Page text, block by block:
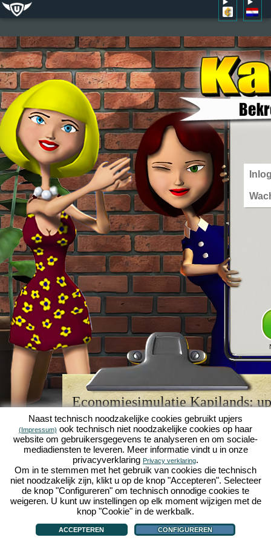
Economiesimulatie Kapilands:
browserspellegende
Kapilands is een van de bestebrowserspellenvan
retrogamevoor fans van economiesimulaties. Het
werd ooit uitgeroepen tot "MMO van het jaar" en is
een genot voor fans van strategische
online
je eigen zakenimperium opbouwen en carrière
economiesimulaties!
Naast technisch noodzakelijke cookies gebruikt upjers
(Impressum) ook technisch niet noodzakelijke cookies op haar
website om gebruikersgegevens te analyseren en om sociale-
mediadiensten te leveren. Meer informatie vindt u in onze
privacyverklaring Privacy verklaring.
Om in te stemmen met het gebruik van cookies die technisch
niet noodzakelijk zijn, klikt u op de knop "Accepteren". Selecteer
de knop "Configureren" om technisch onnodige cookies te
weigeren. U kunt uw instellingen op elk moment wijzigen met de
knop "Cookie" in de werkbalk.
ACCEPTEREN CONFIGUREREN